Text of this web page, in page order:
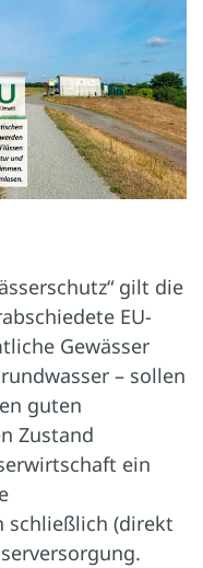
gilt die
EU-
Gewässer
– sollen
guten
Zustand
ein
schließlich (direkt